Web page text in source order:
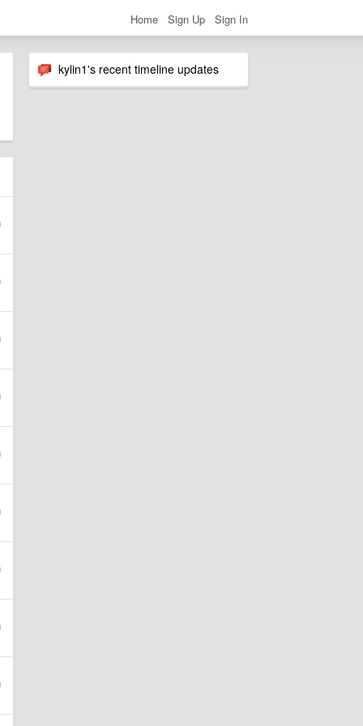
Home Sign Up Sign In
kylin1's recent timeline updates